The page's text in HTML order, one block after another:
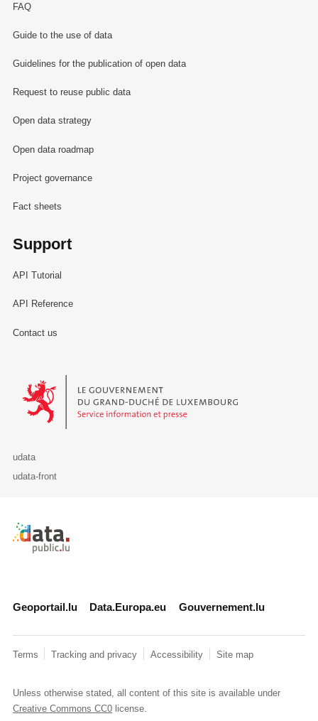
FAQ
Guide to the use of data
Guidelines for the publication of open data
Request to reuse public data
Open data strategy
Open data roadmap
Project governance
Fact sheets
Support
API Tutorial
API Reference
Contact us
Le Gouvernement du Grand-Duché de Luxembourg - Service
udata
udata-front
Retour à l'accueil de data.public.lu
Geoportail.lu Data.Europa.eu Gouvernement.lu
Terms Tracking and privacy Accessibility Site map
Unless otherwise stated, all content of this site is available under
Creative Commons CC0license.